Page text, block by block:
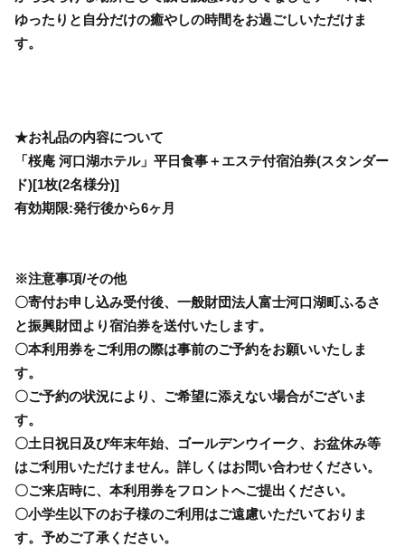
ゆったりと自分だけの癒やしの時間をお過ごしいただけま
す。
★お礼品の内容について
「桜庵 河口湖ホテル」平日食事＋エステ付宿泊券(スタンダー
ド)[1枚(2名様分)]
有効期限:発行後から6ヶ月
※注意事項/その他
〇寄付お申し込み受付後、一般財団法人富士河口湖町ふるさ
と振興財団より宿泊券を送付いたします。
〇本利用券をご利用の際は事前のご予約をお願いいたしま
す。
〇ご予約の状況により、ご希望に添えない場合がございま
す。
〇土日祝日及び年末年始、ゴールデンウイーク、お盆休み等
はご利用いただけません。詳しくはお問い合わせください。
〇ご来店時に、本利用券をフロントへご提出ください。
〇小学生以下のお子様のご利用はご遠慮いただいておりま
す。予めご了承ください。